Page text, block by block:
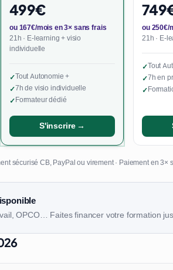
499€
ou 167€/mois en 3× sans frais
21h · E-learning + visio
individuelle
✓Tout Autonomie +
✓7h de visio individuelle
✓Formateur dédié
S'inscrire →
ou 250€/
21h · E-
✓Tout
✓7h en
✓
sécurisé CB, PayPal ou virement · Paiement en 3×
OPCO… Faites financer votre formation